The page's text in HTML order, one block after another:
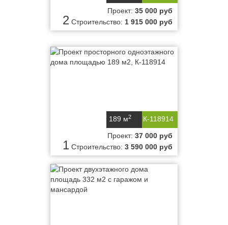
2
Проект: 35 000 руб
Строительство: 1 915 000 руб
К-118914
189 м2
1
Проект: 37 000 руб
Строительство: 3 590 000 руб